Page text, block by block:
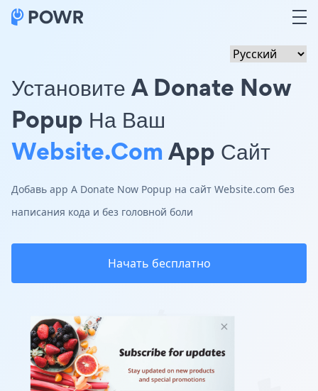
Установите A Donate Now
Popup На Ваш
Website.comApp Сайт
Добавь app A Donate Now Popup на сайт Website.com без
написания кода и без головной боли
Начать бесплатно